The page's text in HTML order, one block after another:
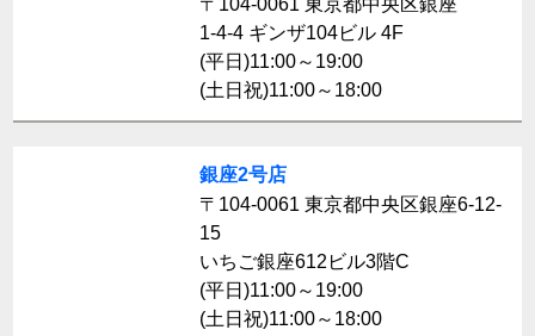
〒104-0061 東京都中央区銀座
1-4-4 ギンザ104ビル 4F
(平日)11:00～19:00
(土日祝)11:00～18:00
銀座2号店
〒104-0061 東京都中央区銀座6-12-
15
いちご銀座612ビル3階C
(平日)11:00～19:00
(土日祝)11:00～18:00